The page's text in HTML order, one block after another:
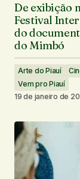
De exibição
Festival
do
do Mimbó
Arte do Piauí
Vem pro Piauí
19 de janeiro de